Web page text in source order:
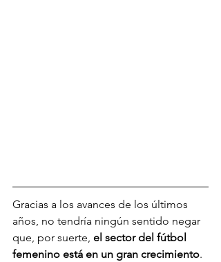
Gracias a los avances de los últimos
años, no tendría ningún sentido negar
que, por suerte, el sector del fútbol
femenino está en un gran crecimiento.